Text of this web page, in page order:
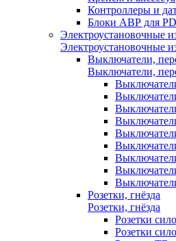
Контроллеры и
Блоки АВР для
Электроустановочные
Электроустановочные
Выключатели,
Выключатели,
Розетки, гнёзда
Розетки, гнёзда
Розетки
Розетки